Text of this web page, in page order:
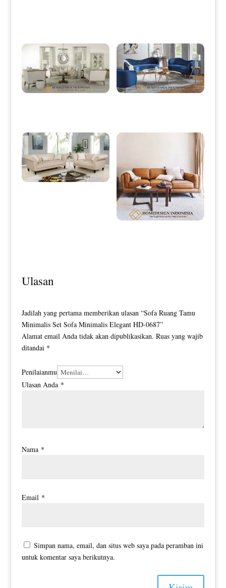
Ulasan
Jadilah yang pertama memberikan ulasan “Sofa Ruang Tamu
Minimalis Set Sofa Minimalis Elegant HD-0687”
Alamat email Anda tidak akan dipublikasikan. Ruas yang wajib
ditandai *
Penilaianmu
Ulasan Anda *
Nama *
Email *
Simpan nama, email, dan situs web saya pada peramban ini
untuk komentar saya berikutnya.